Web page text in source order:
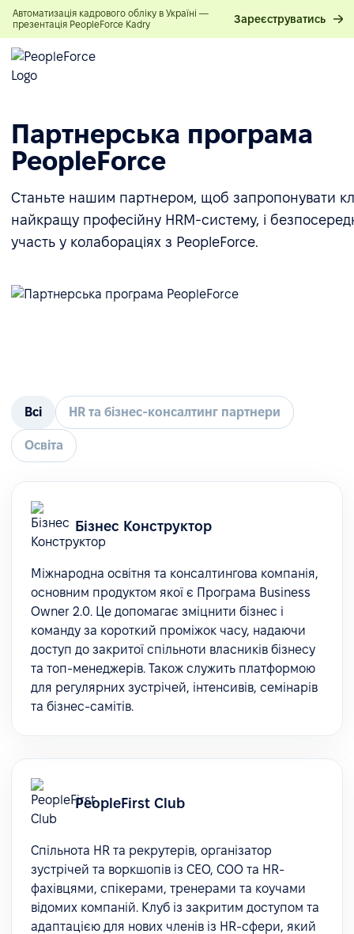
Автоматизація кадрового обліку в Україні —
презентація PeopleForce Kadry
Зареєструватись
Партнерська програма
PeopleForce
Станьте нашим партнером, щоб запропонувати
найкращу професійну HRM-систему, і
участь у колабораціях з PeopleForce.
Всі HR та бізнес-консалтинг партнери
Освіта
Бізнес Конструктор
Міжнародна освітня та консалтингова компанія,
основним продуктом якої є Програма Business
Owner 2.0. Це допомагає зміцнити бізнес і
команду за короткий проміжок часу, надаючи
доступ до закритої спільноти власників бізнесу
та топ-менеджерів. Також служить платформою
для регулярних зустрічей, інтенсивів, семінарів
та бізнес-самітів.
PeopleFirst Club
Спільнота HR та рекрутерів, організатор
зустрічей та воркшопів із CEO, COO та HR-
фахівцями, спікерами, тренерами та коучами
відомих компаній. Клуб із закритим доступом та
адаптацією для нових членів із HR-сфери, який